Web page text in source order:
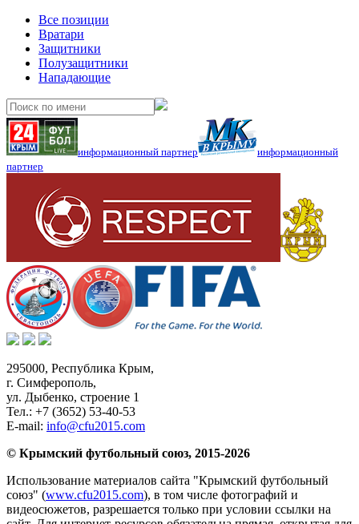
Все позиции
Вратари
Защитники
Полузащитники
Нападающие
информационный партнер
информационный
партнер
295000, Республика Крым,
г. Симферополь,
ул. Дыбенко, строение 1
Тел.: +7 (3652) 53-40-53
E-mail: info@cfu2015.com
© Крымский футбольный союз, 2015-2026
Использование материалов сайта "Крымский футбольный
союз" (www.cfu2015.com), в том числе фотографий и
видеосюжетов, разрешается только при условии ссылки на